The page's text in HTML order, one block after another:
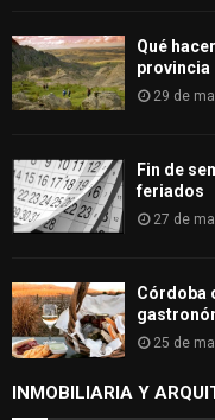
Qué
provincia
29 de
Fin de
feriados
27 de
Córdoba
25 de
INMOBILIARIA Y